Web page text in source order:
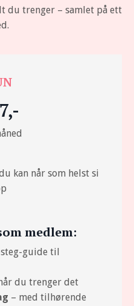
du trenger – samlet på ett
kan når som helst si
medlem:
guide til
du trenger det
– med tilhørende